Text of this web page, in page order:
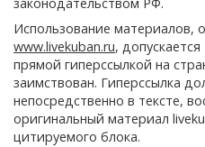
законодательством РФ.
Использование материалов,
www.livekuban.ru,
прямой гиперссылкой на
заимствован. Гиперссылка
непосредственно в тексте,
оригинальный материал
цитируемого блока.